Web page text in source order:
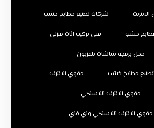
شركات تصنيع مطابخ خشب
خشب فني تركيب اثاث منزلي
محل برمجة شاشات تلفزيون
مطابخ خشب مقوي الانترنت
مقوي الانترنت اللاسلكي
مقوي الانترنت اللاسلكي واي فاي